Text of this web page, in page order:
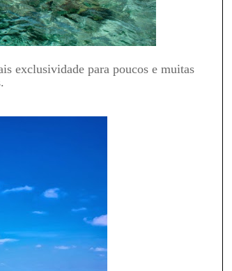
exclusividade para poucos e muitas